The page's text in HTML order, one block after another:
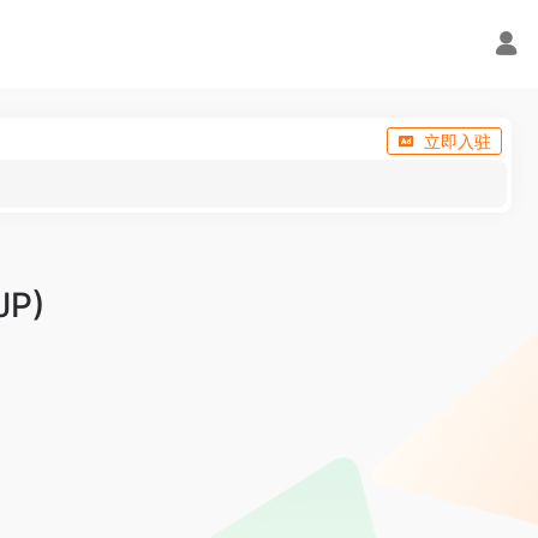
立即入驻